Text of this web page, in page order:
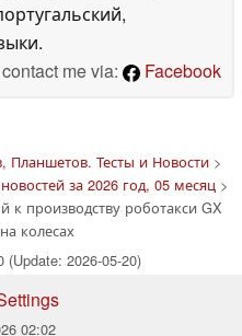
contact me via:
Facebook
Тесты и Новости>
за 2026 год, 05 месяц>
к производству роботакси GX
колесах
(Update: 2026-05-20)
02:02